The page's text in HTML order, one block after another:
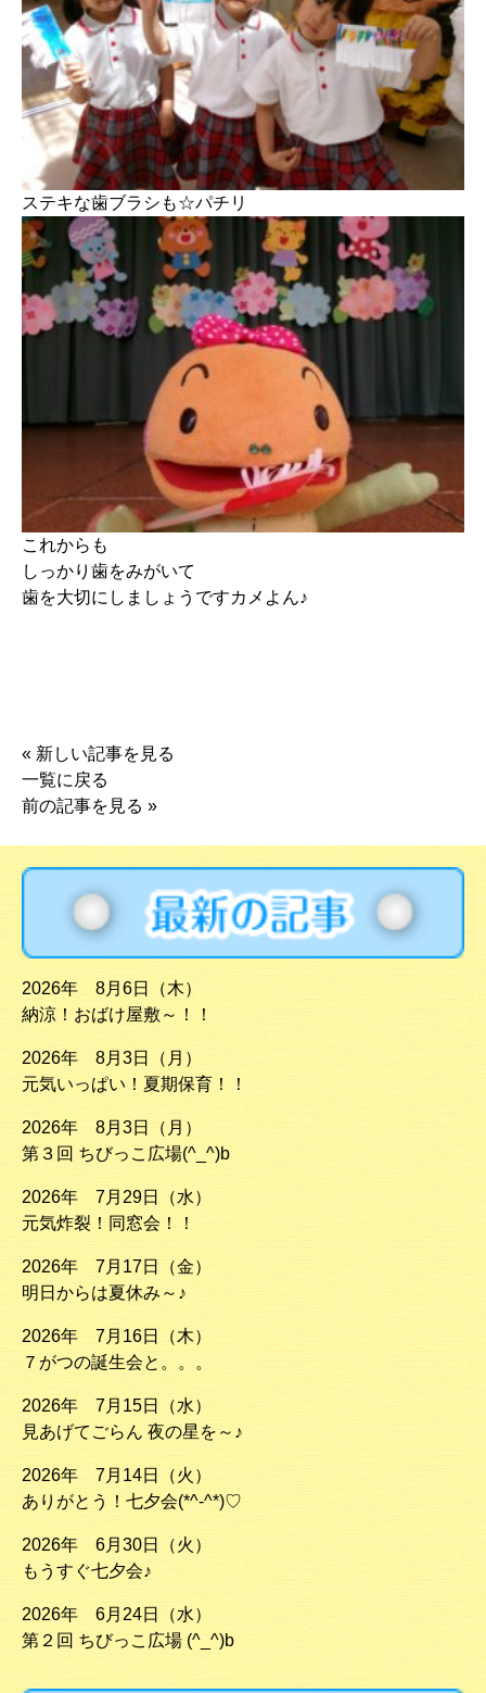
ステキな歯ブラシも☆パチリ
これからも
しっかり歯をみがいて
歯を大切にしましょうですカメよん♪
« 新しい記事を見る
一覧に戻る
前の記事を見る »
2026年 8月6日（木）
納涼！おばけ屋敷～！！
2026年 8月3日（月）
元気いっぱい！夏期保育！！
2026年 8月3日（月）
第３回 ちびっこ広場(^_^)b
2026年 7月29日（水）
元気炸裂！同窓会！！
2026年 7月17日（金）
明日からは夏休み～♪
2026年 7月16日（木）
７がつの誕生会と。。。
2026年 7月15日（水）
見あげてごらん 夜の星を～♪
2026年 7月14日（火）
ありがとう！七夕会(*^-^*)♡
2026年 6月30日（火）
もうすぐ七夕会♪
2026年 6月24日（水）
第２回 ちびっこ広場 (^_^)b